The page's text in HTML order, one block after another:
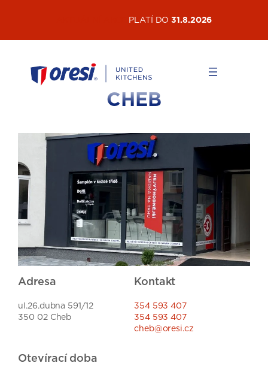
PLATÍ DO31.8.2026
CHEB
Adresa
ul.26.dubna 591/12
350 02 Cheb
Kontakt
354 593 407
354 593 407
cheb@oresi.cz
Otevírací doba